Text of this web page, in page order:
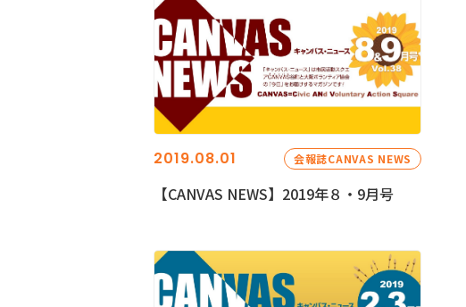
2019.08.01 会報誌CANVAS NEWS
【CANVAS NEWS】2019年８・9月号